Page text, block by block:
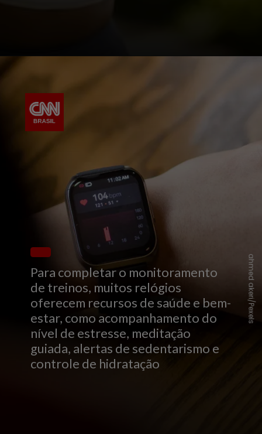
Para completar o monitoramento
de treinos, muitos relógios
oferecem recursos de saúde e bem-
estar, como acompanhamento do
nível de estresse, meditação
guiada, alertas de sedentarismo e
controle de hidratação
ahmed akeri/Pexels